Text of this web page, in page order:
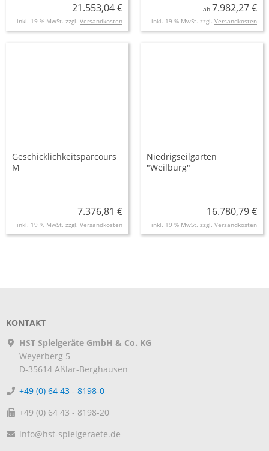
21.553,04 €
inkl. 19 % MwSt. zzgl. Versandkosten
ab 7.982,27 €
inkl. 19 % MwSt. zzgl. Versandkosten
Geschicklichkeitsparcours
M
7.376,81 €
inkl. 19 % MwSt. zzgl. Versandkosten
Niedrigseilgarten
"Weilburg"
16.780,79 €
inkl. 19 % MwSt. zzgl. Versandkosten
KONTAKT
HST Spielgeräte GmbH & Co. KG
Weyerberg 5
D-35614 Aßlar-Berghausen
+49 (0) 64 43 - 8198-0
+49 (0) 64 43 - 8198-20
info@hst-spielgeraete.de